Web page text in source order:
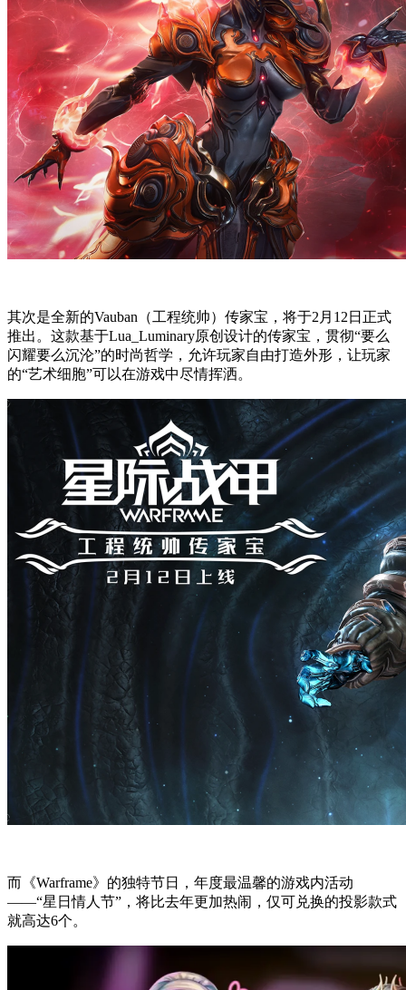
其次是全新的Vauban（工程统帅）传家宝，将于2月12日正式
推出。这款基于Lua_Luminary原创设计的传家宝，贯彻“要么
闪耀要么沉沦”的时尚哲学，允许玩家自由打造外形，让玩家
的“艺术细胞”可以在游戏中尽情挥洒。
而《Warframe》的独特节日，年度最温馨的游戏内活动
——“星日情人节”，将比去年更加热闹，仅可兑换的投影款式
就高达6个。